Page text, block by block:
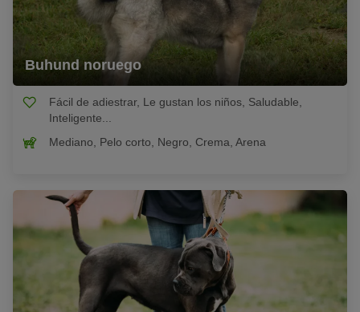
Buhund noruego
Fácil de adiestrar, Le gustan los niños, Saludable,
Inteligente...
Mediano, Pelo corto, Negro, Crema, Arena